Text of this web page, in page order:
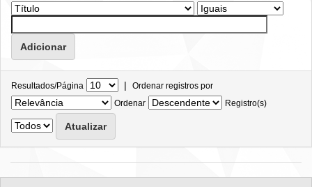
Resultados/Página | Ordenar registros por
Ordenar
Registro(s)